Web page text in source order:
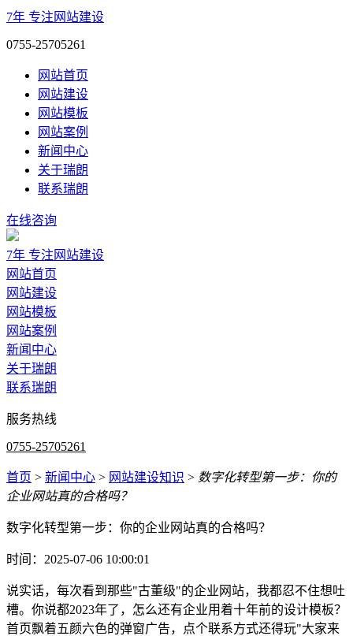
7年 专注网站建设
0755-25705261
网站首页
网站建设
网站模板
网站案例
新闻中心
关于瑞朗
联系瑞朗
在线咨询
7年 专注网站建设
网站首页
网站建设
网站模板
网站案例
新闻中心
关于瑞朗
联系瑞朗
服务热线
0755-25705261
首页 > 新闻中心 > 网站建设知识 > 数字化转型第一步：你的
企业网站真的合格吗？
数字化转型第一步：你的企业网站真的合格吗？
时间：2025-07-06 10:00:01
说实话，每次看到那些"古董级"的企业网站，我都忍不住想吐
槽。你说都2023年了，怎么还有企业用着十年前的设计模板？
首页飘着五颜六色的弹窗广告，点个联系方式还得玩"大家来